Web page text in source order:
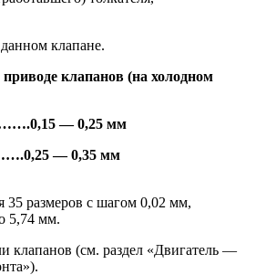
клапане.
клапа­нов (на холодном
0,15 — 0,25 мм
0,25 —0,35 мм
35 размеров с шагом 0,02 мм,
5,74 мм.
клапанов (см. раздел «Двигатель —